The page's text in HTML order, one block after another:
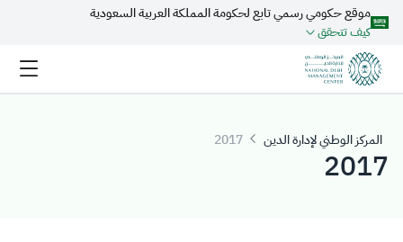
تخطي إلى المحتوى الرئيسي
موقع حكومي رسمي تابع لحكومة المملكة العربية السعودية
كيف تتحقق
المركز الوطني لإدارة الدين 2017
2017